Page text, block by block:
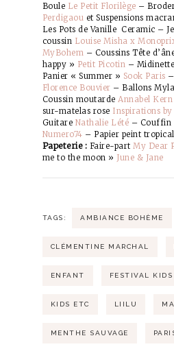
Boule Le Petit Florilège –
Perdigaou et Suspensions
Les Pots de Vanille Ceramic –
coussin Louise Misha x
MyBohem – Coussins Tête
happy » Petit Picotin – Midinette
Panier « Summer » Sook Paris
Florence Bouvier – Ballons
Coussin moutarde Annabel Kern
sur-matelas rose Inspirations
Guitare Nathalie Lété – Couffin
Numero74 – Papier peint tropical
Papeterie : Faire-part My Dear
me to the moon » June & Jane
TAGS: AMBIANCE BOHÈME
CLÉMENTINE MARCHAL
ENFANT FESTIVAL KIDS
KIDS ETC LIILU
MENTHE SAUVAGE